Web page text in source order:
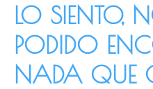
LO SIENTO,
PODIDO
NADA QUE